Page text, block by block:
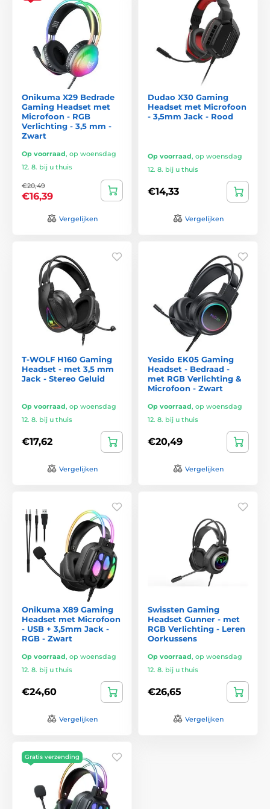
Onikuma X29 Bedrade
Gaming Headset met
Microfoon - RGB
Verlichting - 3,5 mm -
Zwart
Op voorraad, op woensdag
12. 8. bij u thuis
€20,49
€16,39
Vergelijken
Dudao X30 Gaming
Headset met Microfoon
- 3,5mm Jack - Rood
Op voorraad, op woensdag
12. 8. bij u thuis
€14,33
Vergelijken
T-WOLF H160 Gaming
Headset - met 3,5 mm
Jack - Stereo Geluid
Op voorraad, op woensdag
12. 8. bij u thuis
€17,62
Vergelijken
Yesido EK05 Gaming
Headset - Bedraad -
met RGB Verlichting &
Microfoon - Zwart
Op voorraad, op woensdag
12. 8. bij u thuis
€20,49
Vergelijken
Onikuma X89 Gaming
Headset met Microfoon
- USB + 3,5mm Jack -
RGB - Zwart
Op voorraad, op woensdag
12. 8. bij u thuis
€24,60
Vergelijken
Swissten Gaming
Headset Gunner - met
RGB Verlichting - Leren
Oorkussens
Op voorraad, op woensdag
12. 8. bij u thuis
€26,65
Vergelijken
Gratis verzending